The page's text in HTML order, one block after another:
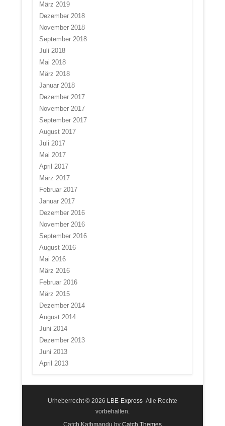
März 2019
Dezember 2018
November 2018
September 2018
Juli 2018
Mai 2018
März 2018
Januar 2018
Dezember 2017
November 2017
September 2017
August 2017
Juli 2017
Mai 2017
April 2017
März 2017
Februar 2017
Januar 2017
Dezember 2016
November 2016
September 2016
August 2016
Mai 2016
März 2016
Februar 2016
März 2015
Dezember 2014
August 2014
Juni 2014
Dezember 2013
Juni 2013
April 2013
Urheberrecht © 2026 LBE-Express Alle Rechte
vorbehalten.